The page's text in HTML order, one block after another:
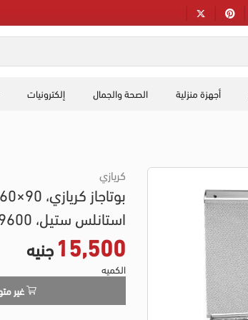
أجهزة منزلية الصحة والجمال إلكترونيات
كريازي
استانلس ستيل، 9600 M+2S
15,500 جنيه
الكميه
غير متوفر